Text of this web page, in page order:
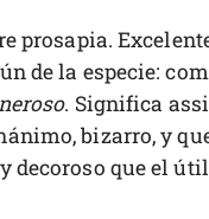
prosapia.
de la especie:
. Significa
bizarro, y
decoroso que el